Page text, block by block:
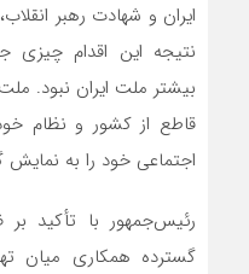
ایران و شهادت رهبر
نتیجه این اقدام
بیشتر ملت ایران نبود.
قاطع از کشور و نظام
اجتماعی خود را به
رئیس‌جمهور با تأکید
گسترده همکاری میان